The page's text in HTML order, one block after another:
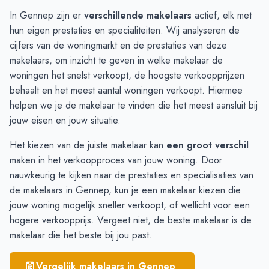
€ 4.338
Ottersum
€ 3.918
Milsbeek
€ 3.796
Ven-Zelderheide
€ 3.755
Oeffelt
€ 3.526
Gennep
€ 3.515
In Gennep zijn er verschillende makelaars actief, elk met
hun eigen prestaties en specialiteiten. Wij analyseren de
cijfers van de woningmarkt en de prestaties van deze
makelaars, om inzicht te geven in welke makelaar de
woningen het snelst verkoopt, de hoogste verkoopprijzen
behaalt en het meest aantal woningen verkoopt. Hiermee
helpen we je de makelaar te vinden die het meest aansluit bij
jouw eisen en jouw situatie.
Het kiezen van de juiste makelaar kan een groot verschil
maken in het verkoopproces van jouw woning. Door
nauwkeurig te kijken naar de prestaties en specialisaties van
de makelaars in Gennep, kun je een makelaar kiezen die
jouw woning mogelijk sneller verkoopt, of wellicht voor een
hogere verkoopprijs. Vergeet niet, de beste makelaar is de
makelaar die het beste bij jou past.